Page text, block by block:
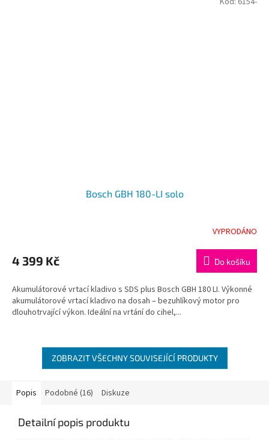
Bosch GBH 180-LI solo
VYPRODÁNO
4 399 Kč Do košíku
Akumulátorové vrtací kladivo s SDS plus Bosch GBH 180 LI. Výkonné
akumulátorové vrtací kladivo na dosah – bezuhlíkový motor pro
dlouhotrvající výkon. Ideální na vrtání do cihel,...
ZOBRAZIT VŠECHNY SOUVISEJÍCÍ PRODUKTY
Popis Podobné (16) Diskuze
Detailní popis produktu